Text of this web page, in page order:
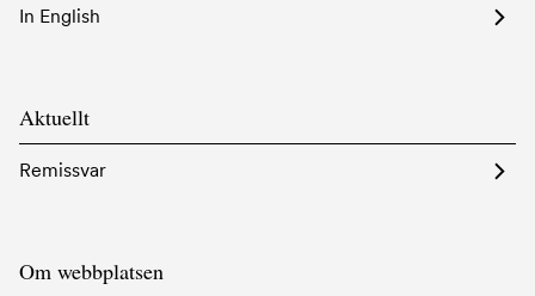
In English
Aktuellt
Remissvar
Om webbplatsen